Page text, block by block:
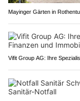
Mayinger Gärten in
Vifit Group AG: Ihre